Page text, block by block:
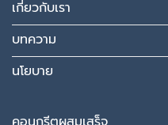
เกี่ยวกับเรา
บทความ
นโยบาย
คอนกรีตผสมเสร็จ